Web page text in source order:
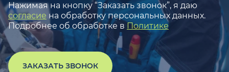
Нажимая на кнопку “Заказать звонок”, я даю
согласие на обработку персональных данных.
Подробнее об обработке в Политике
ЗАКАЗАТЬ ЗВОНОК